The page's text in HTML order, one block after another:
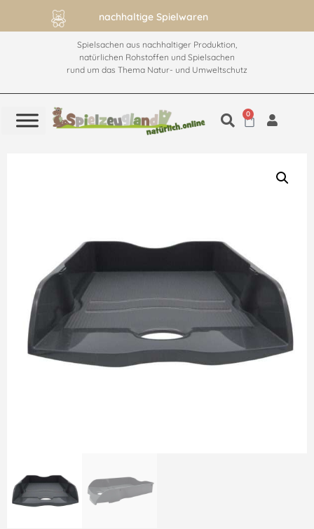
nachhaltige Spielwaren
Spielsachen aus nachhaltiger Produktion,
natürlichen Rohstoffen und Spielsachen
rund um das Thema Natur- und Umweltschutz
0